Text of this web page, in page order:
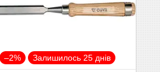
–2% Залишилось 25 днів